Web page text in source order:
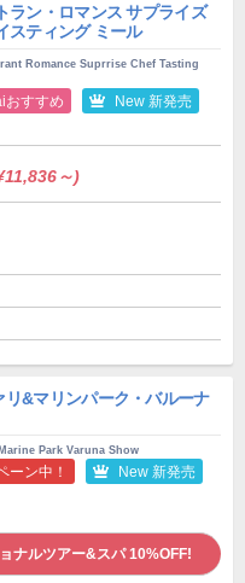
ラン・ロマンス サプライズ
スティング ミール
Romance Suprrise Chef Tasting
おすすめ New 新発売
～)
リ&マリンパーク・バルーナ
Park Varuna Show
ーン中！ New 新発売
ナルツアー&スパ 10%OFF!